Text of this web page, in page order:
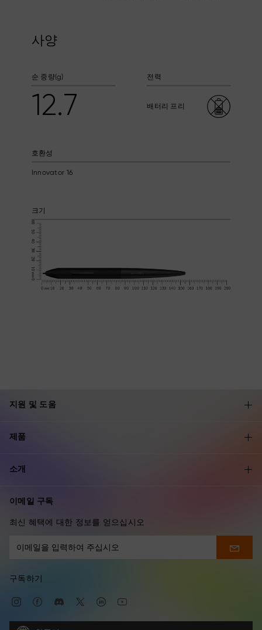
사양
순 중량(g)
12.7
전력
배터리 프리
호환성
Innovator 16
크기
지원 및 도움
제품
소개
이메일 구독
최신 혜택에 대한 정보를 얻으십시오
구독하기